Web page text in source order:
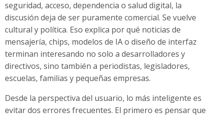
seguridad, acceso, dependencia o salud digital, la
discusión deja de ser puramente comercial. Se vuelve
cultural y política. Eso explica por qué noticias de
mensajería, chips, modelos de IA o diseño de interfaz
terminan interesando no solo a desarrolladores y
directivos, sino también a periodistas, legisladores,
escuelas, familias y pequeñas empresas.
Desde la perspectiva del usuario, lo más inteligente es
evitar dos errores frecuentes. El primero es pensar que